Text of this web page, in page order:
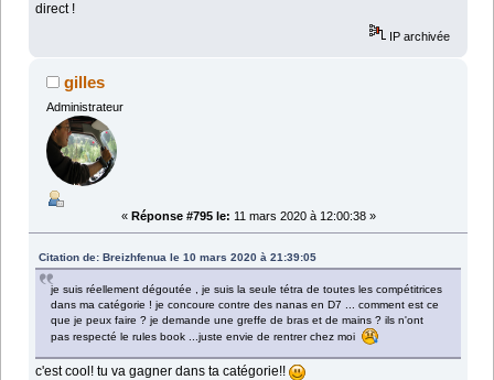
direct !
IP archivée
gilles
Administrateur
« Réponse #795 le: 11 mars 2020 à 12:00:38 »
Citation de: Breizhfenua le 10 mars 2020 à 21:39:05
je suis réellement dégoutée , je suis la seule tétra de toutes les compétitrices
dans ma catégorie ! je concoure contre des nanas en D7 ... comment est ce
que je peux faire ? je demande une greffe de bras et de mains ? ils n'ont
pas respecté le rules book ...juste envie de rentrer chez moi
c'est cool! tu va gagner dans ta catégorie!!